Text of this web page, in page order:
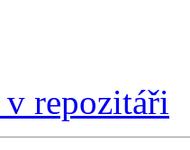
repozitáři